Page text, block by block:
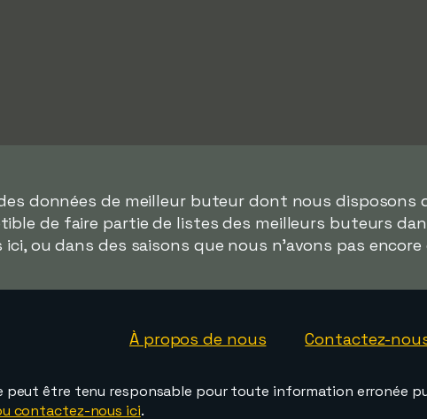
données de meilleur buteur dont nous disposons
de faire partie de listes des meilleurs buteurs
ou dans des saisons que nous n'avons pas
À propos de nous Contactez-
peut être tenu responsable pour toute information erronée
contactez-nous ici.